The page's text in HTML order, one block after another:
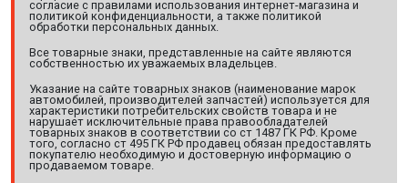
согласие с правилами использования интернет-магазина и
политикой конфиденциальности, а также политикой
обработки персональных данных.
Все товарные знаки, представленные на сайте являются
собственностью их уважаемых владельцев.
Указание на сайте товарных знаков (наименование марок
автомобилей, производителей запчастей) используется для
характеристики потребительских свойств товара и не
нарушает исключительные права правообладателей
товарных знаков в соответствии со ст 1487 ГК РФ. Кроме
того, согласно ст 495 ГК РФ продавец обязан предоставлять
покупателю необходимую и достоверную информацию о
продаваемом товаре.